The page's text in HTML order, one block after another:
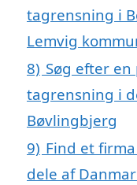
tagrensning i
Lemvig
8) Søg efter
tagrensning i
Bøvlingbjerg
9) Find et
dele af